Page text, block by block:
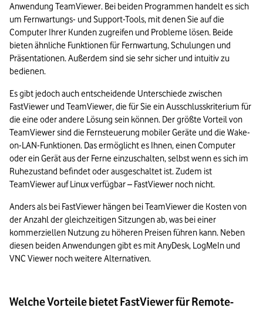
Anwendung TeamViewer. Bei beiden Programmen handelt es sich
um Fernwartungs- und Support-Tools, mit denen Sie auf die
Computer Ihrer Kunden zugreifen und Probleme lösen. Beide
bieten ähnliche Funktionen für Fernwartung, Schulungen und
Präsentationen. Außerdem sind sie sehr sicher und intuitiv zu
bedienen.
Es gibt jedoch auch entscheidende Unterschiede zwischen
FastViewer und TeamViewer, die für Sie ein Ausschlusskriterium für
die eine oder andere Lösung sein können. Der größte Vorteil von
TeamViewer sind die Fernsteuerung mobiler Geräte und die Wake-
on-LAN-Funktionen. Das ermöglicht es Ihnen, einen Computer
oder ein Gerät aus der Ferne einzuschalten, selbst wenn es sich im
Ruhezustand befindet oder ausgeschaltet ist. Zudem ist
TeamViewer auf Linux verfügbar – FastViewer noch nicht.
Anders als bei FastViewer hängen bei TeamViewer die Kosten von
der Anzahl der gleichzeitigen Sitzungen ab, was bei einer
kommerziellen Nutzung zu höheren Preisen führen kann. Neben
diesen beiden Anwendungen gibt es mit AnyDesk, LogMeIn und
VNC Viewer noch weitere Alternativen.
Welche Vorteile bietet FastViewer für Remote-